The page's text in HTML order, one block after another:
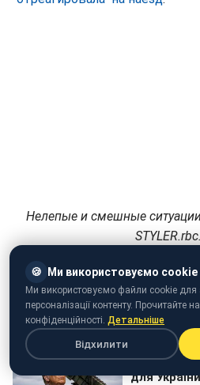
Нелепые и смешные
🍪 Ми використовуємо cookie
Ми використовуємо файли cookie для
персоналізації контенту. Прочитайте
конфіденційності. Детальніше
Відхилити